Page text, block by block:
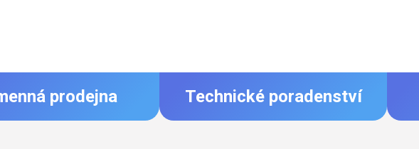
prodejna Technické poradenství